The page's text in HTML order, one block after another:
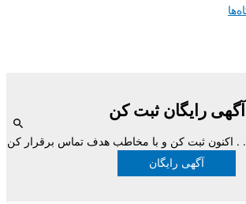
آگهی رایگان ثبت کن
اکنون ثبت کن و با مخاطب هدف تماس برقرار کن
آگهی رایگان